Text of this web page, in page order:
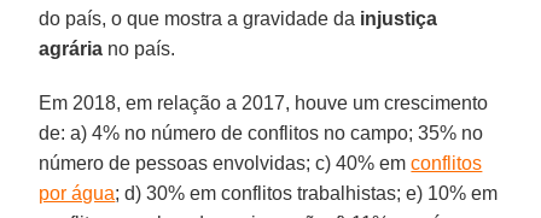
do país, o que mostra a gravidade da injustiça
agrária no país.
Em 2018, em relação a 2017, houve um crescimento
de: a) 4% no número de conflitos no campo; 35% no
número de pessoas envolvidas; c) 40% emconflitos
por água; d) 30% em conflitos trabalhistas; e) 10% em